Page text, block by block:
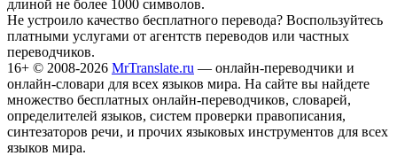
длиной не более 1000 символов.
Не устроило качество бесплатного перевода? Воспользуйтесь
платными услугами от агентств переводов или частных
переводчиков.
16+ © 2008-2026 MrTranslate.ru — онлайн-переводчики и
онлайн-словари для всех языков мира. На сайте вы найдете
множество бесплатных онлайн-переводчиков, словарей,
определителей языков, систем проверки правописания,
синтезаторов речи, и прочих языковых инструментов для всех
языков мира.